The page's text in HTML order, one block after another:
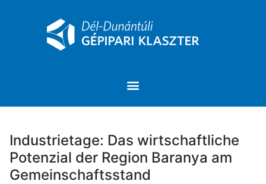
Industrietage: Das wirtschaftliche
Potenzial der Region Baranya am
Gemeinschaftsstand